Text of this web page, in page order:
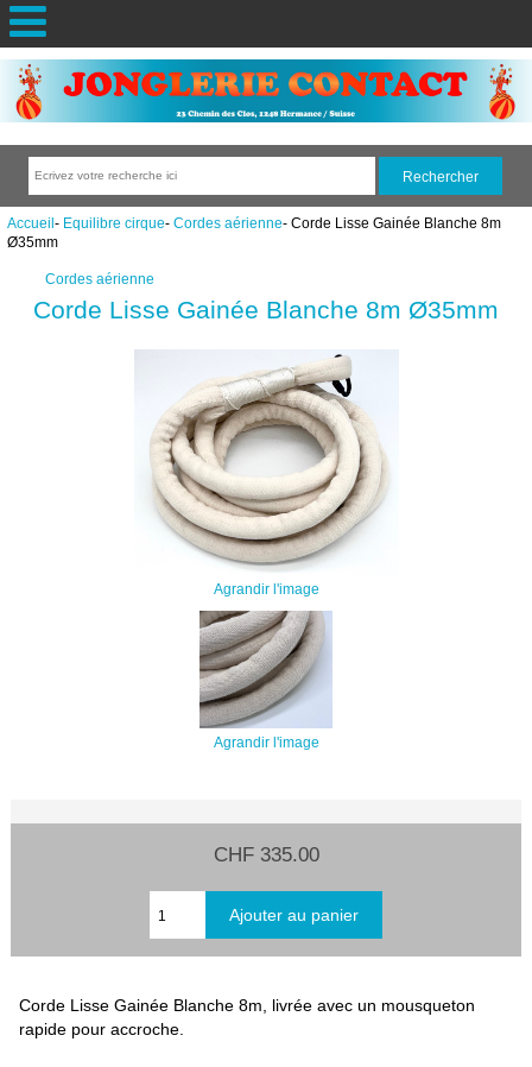
Accueil- Equilibre cirque- Cordes aérienne- Corde Lisse Gainée Blanche 8m
Ø35mm
Cordes aérienne
Corde Lisse Gainée Blanche 8m Ø35mm
Agrandir l'image
Agrandir l'image
CHF 335.00
Corde Lisse Gainée Blanche 8m, livrée avec un mousqueton
rapide pour accroche.